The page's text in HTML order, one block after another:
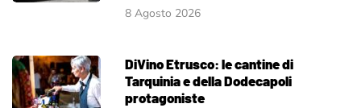
8 Agosto 2026
DiVino Etrusco: le cantine di
Tarquinia e della Dodecapoli
protagoniste